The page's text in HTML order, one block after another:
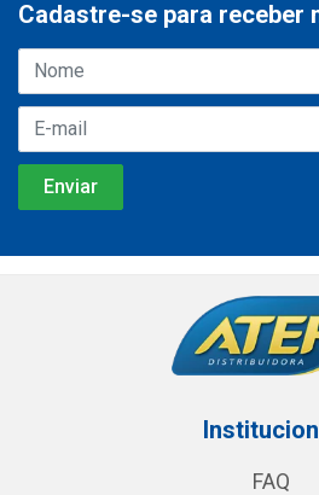
Cadastre-se para receber
FAQ